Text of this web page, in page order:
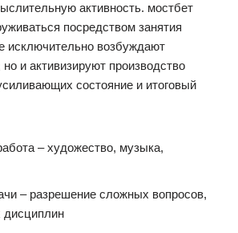
активность. мостбет
посредством занятия
исключительно возбуждают
и активизируют производство
состояние и итоговый
– художество, музыка,
– разрешение сложных вопросов,
дисциплин